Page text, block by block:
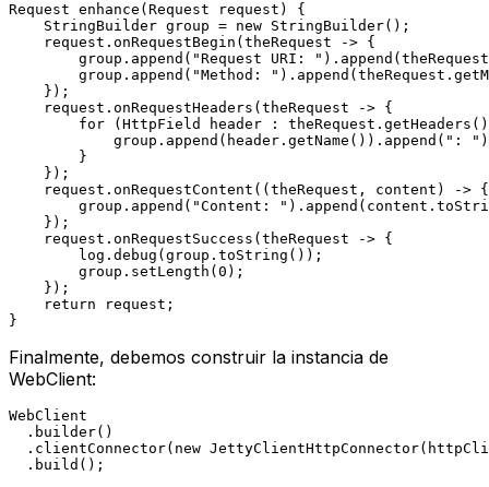
Request enhance (Request request)
{
StringBuilder group = new StringBuilder();
    request.onRequestBegin(theRequest -> {
        group.append(
"Request URI: "
        group.append(
"Method: "
    });
    request.onRequestHeaders(theRequest -> {
for (HttpField header :
            group.append(header.getName()).append(
": "
        }
    });
    request.onRequestContent((theRequest, content) -> {
        group.append(
"Content: "
    });
    request.onRequestSuccess(theRequest -> {
        log.debug(group.toString());
        group.setLength(
0 );
    });
return request;
Finalmente, debemos construir la instancia de
WebClient:
WebClient
  .builder()
  .clientConnector(
new JettyClientHttpConnector